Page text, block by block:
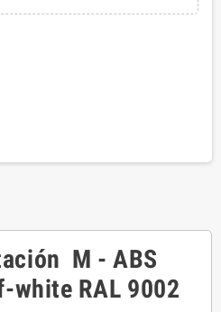
M - ABS
white RAL 9002